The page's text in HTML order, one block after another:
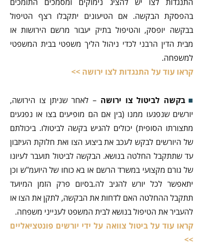
בהפסקת הבקשה. אם הטיעונים יתקבלו רצף הטיפול
בבקשה יופסק, והטיפול בתיק יעבור מרשם הירושות או
מבית הדין הרבני לכדי ניהול הליך משפטי בבית המשפטי
למשפחה.
קראו עוד על התנגדות לצו ירושה >>
בקשה לביטול צו ירושה – לאחר שניתן צו הירושה,
יורשים שנפגעו ממנו (בין אם הם מופיעים בצו או נפגעים
מתצורתו הסופית) יכולים להגיש בקשה לביטולו. ביכולתם
של היורשים לבקש לעכב את ביצוע הצו ואת חלוקת העיזבון
עד שתתקבל החלטה בנושא. הבקשה לביטול תועבר לעיונו
של גורם מקצועי במשרד הרשם או בא כוחו של היועמ"ש וכן
יתאפשר לכל יורש להגיב לה.בסיום פרק הזמן המיועד
תתקבל ההחלטה האם לדחות את הבקשה, לתקן את הצו או
להעביר את הטיפול בנושא לבית המשפט לענייני משפחה.
קראו עוד על ביטול צוואה על ידי יורשים פונטציאליים
>>